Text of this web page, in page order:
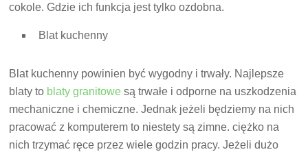
cokole. Gdzie ich funkcja jest tylko ozdobna.
Blat kuchenny
Blat kuchenny powinien być wygodny i trwały. Najlepsze
blaty to blaty granitowe są trwałe i odporne na uszkodzenia
mechaniczne i chemiczne. Jednak jeżeli będziemy na nich
pracować z komputerem to niestety są zimne. ciężko na
nich trzymać ręce przez wiele godzin pracy. Jeżeli dużo